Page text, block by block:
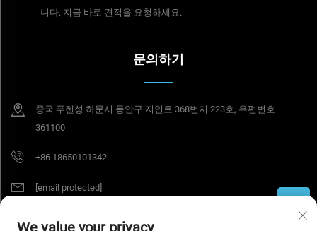
니다. 지금 바로 견적을 요청하세요.
문의하기
중국 푸젠성 하문시 통안구 지인로 368번지 223호, 우편번호
361100
+86 18650101342
[email protected]
We value your privacy